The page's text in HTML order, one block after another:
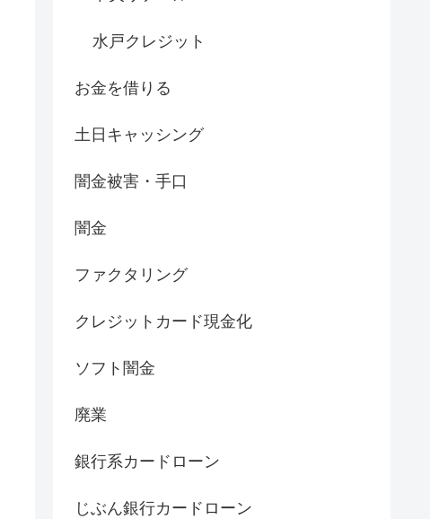
水戸クレジット
お金を借りる
土日キャッシング
闇金被害・手口
闇金
ファクタリング
クレジットカード現金化
ソフト闇金
廃業
銀行系カードローン
じぶん銀行カードローン